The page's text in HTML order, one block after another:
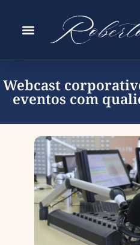
Webcast
eventos com